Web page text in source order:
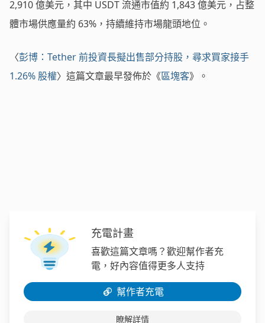
2,910 億美元，其中 USDT 流通市值約 1,843 億美元，占整
體市場供應量約 63%，持續維持市場龍頭地位。
〈彭博：Tether 前投資長擬出售部分持股，尋求買家接手
1.26% 股權〉這篇文章最早發佈於《區塊客》。
充電計畫
喜歡這篇文章嗎？歡迎幫作者充
電，好內容值得更多人支持
幫作者充電
瞭解詳情